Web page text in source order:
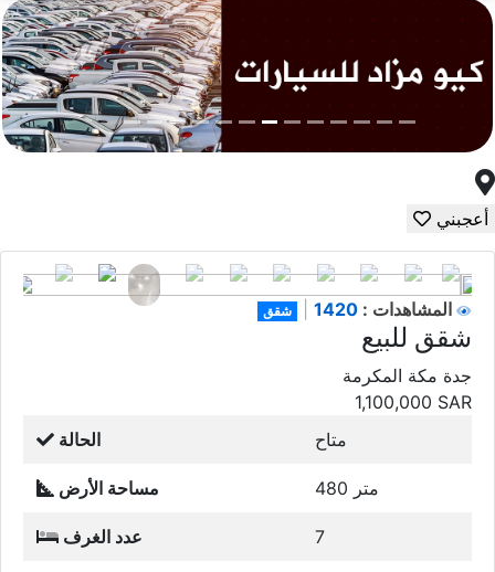
أعجبني
شقق المشاهدات :
شقق للبيع
جدة مكة المكرمة
1,100,000 SAR
الحالة
متاح
مساحة الأرض 480 متر
عدد الغرف 7